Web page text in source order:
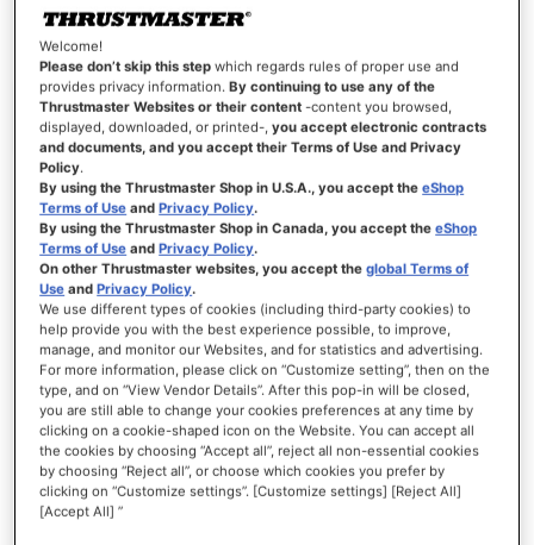
Mostra password
ACCEDI
Hai dimenticato la password?
NUOVI CLIENTI
La creazione di un account ha molti vantaggi: check-out veloce, salvare più di un
indirizzo, tenere traccia degli ordini e altro ancora.
CREA UN ACCOUNT
Welcome!
Please don’t skip this step which regards rules of proper use and
provides privacy information.By continuing to use any of the
Thrustmaster Websites or their content -content you browsed,
displayed, downloaded, or printed-,you accept electronic contracts
and documents, and you accept their Terms of Use and Privacy
Policy.
By using the Thrustmaster Shop in U.S.A., you accept theeShop
Terms of Use andPrivacy Policy.
By using the Thrustmaster Shop in Canada, you accept theeShop
Terms of Use andPrivacy Policy.
On other Thrustmaster websites, you accept theglobal Terms of
Use andPrivacy Policy.
We use different types of cookies (including third-party cookies) to
help provide you with the best experience possible, to improve,
manage, and monitor our Websites, and for statistics and advertising.
For more information, please click on “Customize setting”, then on the
type, and on “View Vendor Details”. After this pop-in will be closed,
you are still able to change your cookies preferences at any time by
clicking on a cookie-shaped icon on the Website. You can accept all
the cookies by choosing “Accept all”, reject all non-essential cookies
by choosing “Reject all”, or choose which cookies you prefer by
clicking on “Customize settings”. [Customize settings] [Reject All]
[Accept All] ”